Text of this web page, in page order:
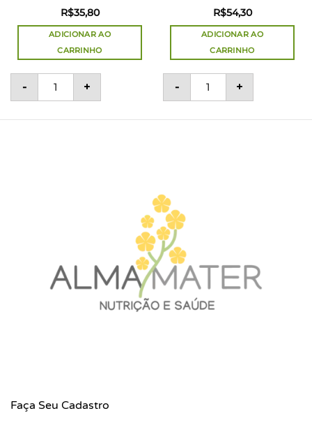
R$35,80
ADICIONAR AO
CARRINHO
-
Vitamina C 1000mg - 30 Comprimidos - Catarinense
+
R$54,30
ADICIONAR AO
CARRINHO
-
Cloreto de Magnésio
+
quantidade
e Gengibre 35ml – Uniflora quantidade
Faça Seu Cadastro